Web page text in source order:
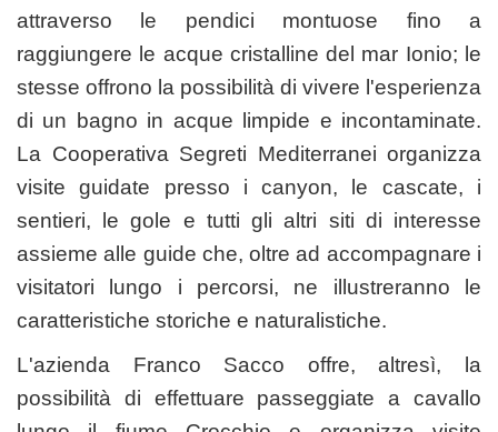
attraverso le pendici montuose fino a
raggiungere le acque cristalline del mar Ionio; le
stesse offrono la possibilità di vivere l'esperienza
di un bagno in acque limpide e incontaminate.
La Cooperativa Segreti Mediterranei organizza
visite guidate presso i canyon, le cascate, i
sentieri, le gole e tutti gli altri siti di interesse
assieme alle guide che, oltre ad accompagnare i
visitatori lungo i percorsi, ne illustreranno le
caratteristiche storiche e naturalistiche.
L'azienda Franco Sacco offre, altresì, la
possibilità di effettuare passeggiate a cavallo